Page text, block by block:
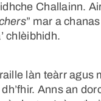
Challainn.
” mar a
chlèibhidh.
làn teàrr agus
Anns an